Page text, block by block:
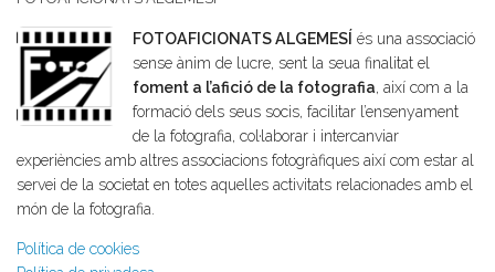
FOTOAFICIONATS ALGEMESÍ és una associació
sense ànim de lucre, sent la seua finalitat el
foment a l’afició de la fotografia, així com a la
formació dels seus socis, facilitar l’ensenyament
de la fotografia, col·laborar i intercanviar
experiències amb altres associacions fotogràfiques així com estar al
servei de la societat en totes aquelles activitats relacionades amb el
món de la fotografia.
Política de cookies